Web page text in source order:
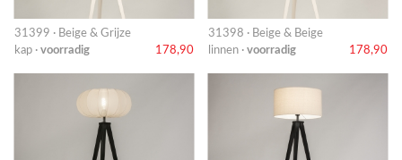
31399 · Beige & Grijze
kap · voorradig 178,90
31398 · Beige & Beige
linnen · voorradig 178,90